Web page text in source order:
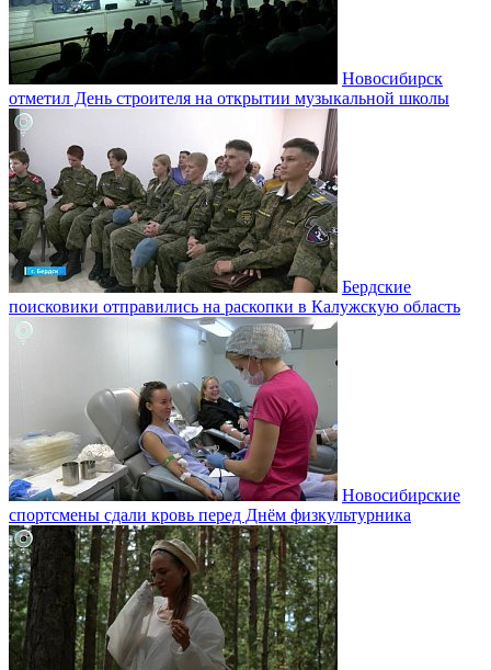
Новосибирск
отметил День строителя на открытии музыкальной школы
Бердские
поисковики отправились на раскопки в Калужскую область
Новосибирские
спортсмены сдали кровь перед Днём физкультурника